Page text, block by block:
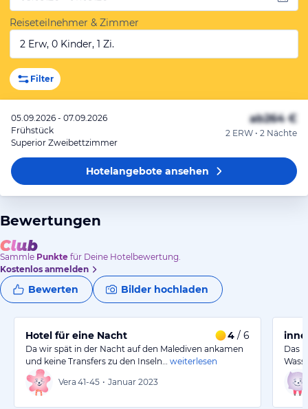
Reiseteilnehmer & Zimmer
2 Erw, 0 Kinder, 1 Zi.
Filter
05.09.2026 - 07.09.2026
Frühstück
Superior Zweibettzimmer
ab264 €
2 ERW • 2 Nächte
Hotelangeboteansehen
Bewertungen
Sammle Punkte für Deine Hotelbewertung.
Kostenlos anmelden
Bewerten Bilder hochladen
Hotel für eine Nacht 4 / 6
Da wir spät in der Nacht auf den Malediven ankamen
und keine Transfers zu den Inseln…
weiterlesen
Vera 41-45 • Januar 2023
Das